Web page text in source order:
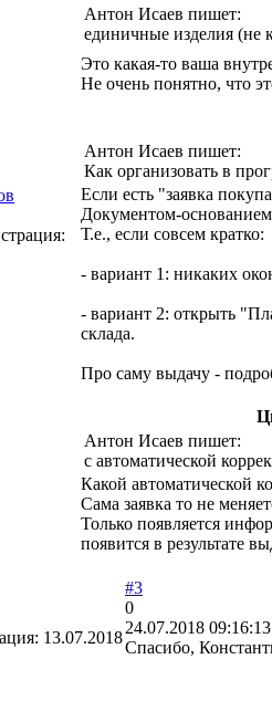
Антон Исаев пишет:
единичные изделия (не
Это какая-то ваша
Не очень понятно, что
Антон Исаев пишет:
Как организовать в
Если есть "заявка
Документом-основанием
Т.е., если совсем кратко:
- вариант 1: никаких
- вариант 2: открыть
склада.
Про саму выдачу -
Антон Исаев пишет:
с автоматической
Какой автоматической
Сама заявка то не
Только появляется
появится в результате
13.07.2018
#3
0
24.07.2018 09:16:13
Спасибо,